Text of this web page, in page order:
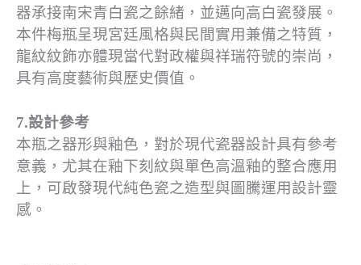
器承接南宋青白瓷之餘緒，並邁向高白瓷發展。
本件梅瓶呈現宮廷風格與民間實用兼備之特質，
龍紋紋飾亦體現當代對政權與祥瑞符號的崇尚，
具有高度藝術與歷史價值。
7.設計參考
本瓶之器形與釉色，對於現代瓷器設計具有參考
意義，尤其在釉下刻紋與單色高溫釉的整合應用
上，可啟發現代純色瓷之造型與圖騰運用設計靈
感。